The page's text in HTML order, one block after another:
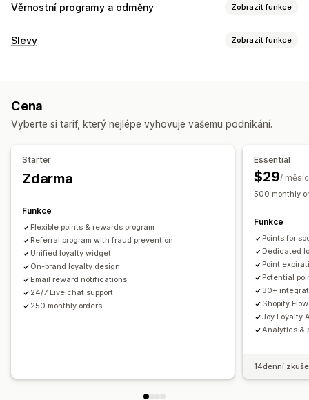
Věrnostní programy a odměny Zobrazit funkce
Typy programů
Odměny, které můžete nabízet
Kredit pro obchod
Sazby za dopravu
Doprava zdarma
Přednostní přístup
Vlastní odměny
Slevy Zobrazit funkce
Paušální slevy
Doprava zdarma Sazby za dopravu
Slevy na košík
Časově omezené nabídky
Automaticky otevíraná okna
Bannery Vlastní slevy
Správa slev
Import a export
Vlastní kód Kampaně
Spouštěče a pravidla
Sčítání slev
Segmentace Označování štítky
Vykazování
Analytika Rozhraní API a webhooky
Cena
Vyberte si tarif, který nejlépe vyhovuje vašemu podnikání.
Starter
Zdarma
Funkce
Flexible points & rewards program
Referral program with fraud prevention
Unified loyalty widget
On-brand loyalty design
Email reward notifications
24/7 Live chat support
250 monthly orders
Essential
$29/ měsíc
500 monthly
Funkce
Points for
Dedicated
Point
Potential
30+
Shopify
Joy Loyalty
Analytics &
14denní